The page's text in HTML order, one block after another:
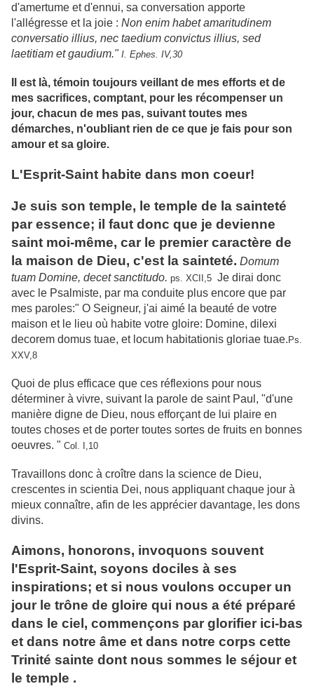
d'amertume et d'ennui, sa conversation apporte
l'allégresse et la joie : Non enim habet amaritudinem
conversatio illius, nec taedium convictus illius, sed
laetitiam et gaudium." I. Ephes. IV,30
Il est là, témoin toujours veillant de mes efforts et de
mes sacrifices, comptant, pour les récompenser un
jour, chacun de mes pas, suivant toutes mes
démarches, n'oubliant rien de ce que je fais pour son
amour et sa gloire.
L'Esprit-Saint habite dans mon coeur!
Je suis son temple, le temple de la sainteté
par essence; il faut donc que je devienne
saint moi-même, car le premier caractère de
la maison de Dieu, c'est la sainteté. Domum
tuam Domine, decet sanctitudo. ps. XCII,5 Je dirai donc
avec le Psalmiste, par ma conduite plus encore que par
mes paroles:" O Seigneur, j'ai aimé la beauté de votre
maison et le lieu où habite votre gloire: Domine, dilexi
decorem domus tuae, et locum habitationis gloriae tuae. Ps.
XXV,8
Quoi de plus efficace que ces réflexions pour nous
déterminer à vivre, suivant la parole de saint Paul, "d'une
manière digne de Dieu, nous efforçant de lui plaire en
toutes choses et de porter toutes sortes de fruits en bonnes
oeuvres. " Col. I,10
Travaillons donc à croître dans la science de Dieu,
crescentes in scientia Dei, nous appliquant chaque jour à
mieux connaître, afin de les apprécier davantage, les dons
divins.
Aimons, honorons, invoquons souvent
l'Esprit-Saint, soyons dociles à ses
inspirations; et si nous voulons occuper un
jour le trône de gloire qui nous a été préparé
dans le ciel, commençons par glorifier ici-bas
et dans notre âme et dans notre corps cette
Trinité sainte dont nous sommes le séjour et
le temple .